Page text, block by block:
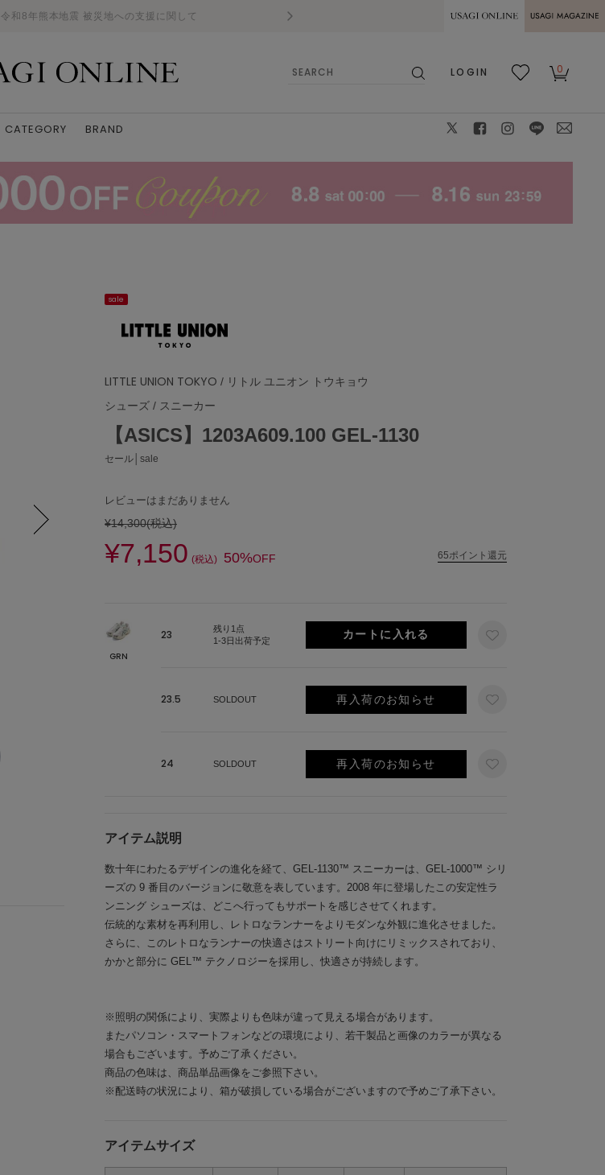
令和8年熊本地震 被災地への支援に関して 熊本県熊本地方を震源とする地震の影響に
MAGAZINE
LOGIN
0
CATEGORY BRAND
sale
LITTLE UNION TOKYO / リトル ユニオン トウキョウ
シューズ / スニーカー
【ASICS】1203A609.100 GEL-1130
セール│sale
レビューはまだありません
¥14,300(税込)
¥7,150 (税込) 50%OFF 65ポイント還元
GRN
23
残り1点
1-3日出荷予定
23.5 SOLDOUT 再入荷のお知らせ
24 SOLDOUT 再入荷のお知らせ
アイテム説明
数十年にわたるデザインの進化を経て、GEL-1130™ スニーカーは、GEL-1000™ シリ
ーズの 9 番目のバージョンに敬意を表しています。2008 年に登場したこの安定性ラ
ンニング シューズは、どこへ行ってもサポートを感じさせてくれます。
伝統的な素材を再利用し、レトロなランナーをよりモダンな外観に進化させました。
さらに、このレトロなランナーの快適さはストリート向けにリミックスされており、
かかと部分に GEL™ テクノロジーを採用し、快適さが持続します。
※照明の関係により、実際よりも色味が違って見える場合があります。
またパソコン・スマートフォンなどの環境により、若干製品と画像のカラーが異なる
場合もございます。予めご了承ください。
商品の色味は、商品単品画像をご参照下さい。
※配送時の状況により、箱が破損している場合がございますので予めご了承下さい。
アイテムサイズ